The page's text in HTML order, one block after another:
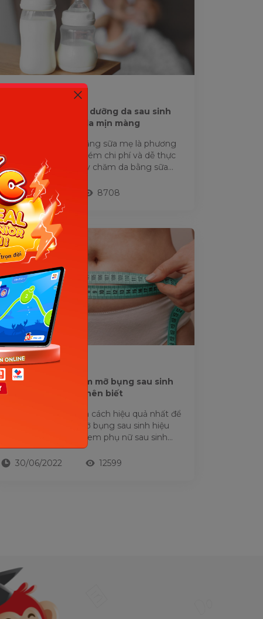
Mách mẹ 5 bí quyết dưỡng da sau sinh
bằng sữa mẹ giúp da mịn màng
Dưỡng da sau sinh bằng sữa mẹ là phương
pháp an toàn, ít tốn kém chi phí và dễ thực
hiện ngay tại nhà. Vậy chăm da bằng sữa
mẹ mang lại những...
19/07/2022
8708
VÓC DÁNG
Top 10+ bài tập giảm mỡ bụng sau sinh
thường tại nhà mẹ nên biết
Chăm chỉ tập luyện là cách hiệu quả nhất để
giảm cân và giảm mỡ bụng sau sinh hiệu
quả. Đặc biệt, với chị em phụ nữ sau sinh
thường, phương pháp này...
30/06/2022
12599